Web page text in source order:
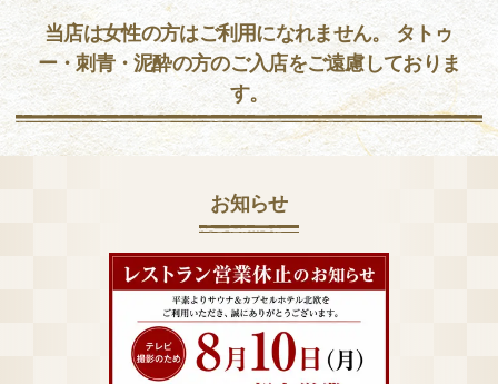
当店は女性の方はご利用になれません。 タトゥ
ー・刺青・泥酔の方のご入店をご遠慮しておりま
す。
お知らせ